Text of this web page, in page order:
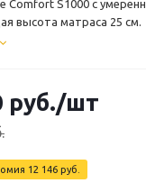
Comfort S1000 с
высота матраса 25
спальное место до
руб./шт
12 146 руб.